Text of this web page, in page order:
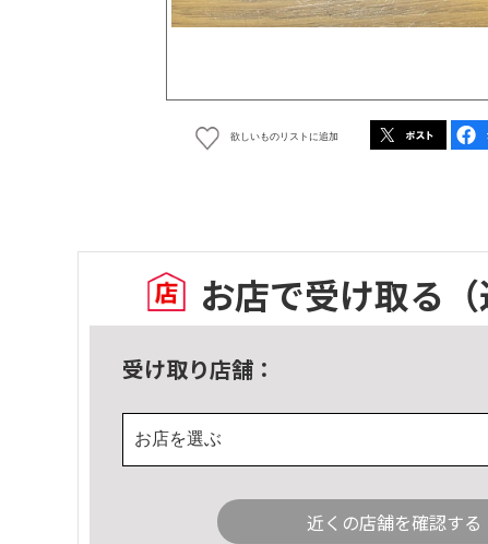
欲しいものリストに追加
お店で受け取る
受け取り店舗：
お店を選ぶ
近くの店舗を確認する